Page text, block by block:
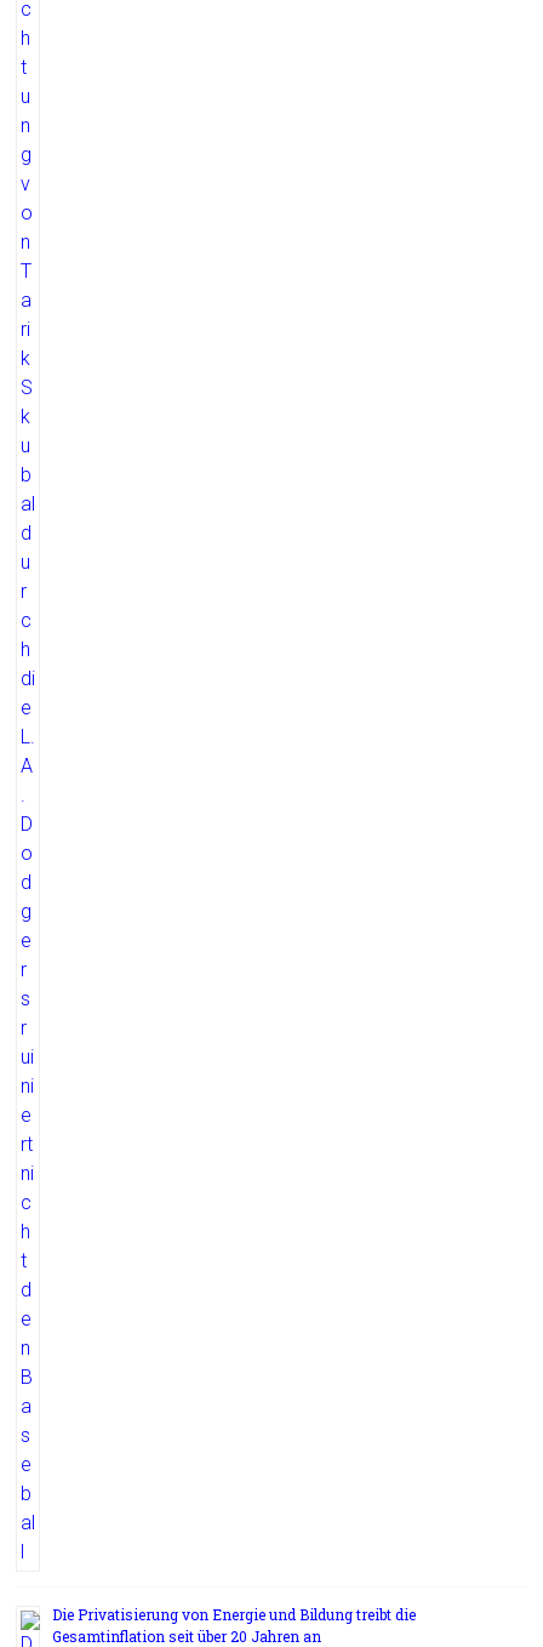
Die Privatisierung von Energie und Bildung treibt die
Gesamtinflation seit über 20 Jahren an